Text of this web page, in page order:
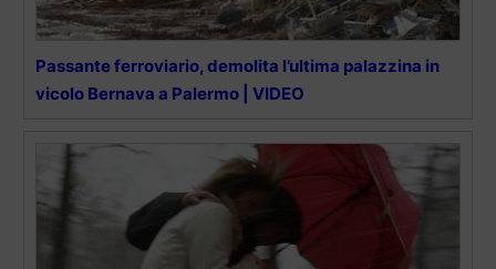
Passante ferroviario, demolita l’ultima palazzina in
vicolo Bernava a Palermo | VIDEO